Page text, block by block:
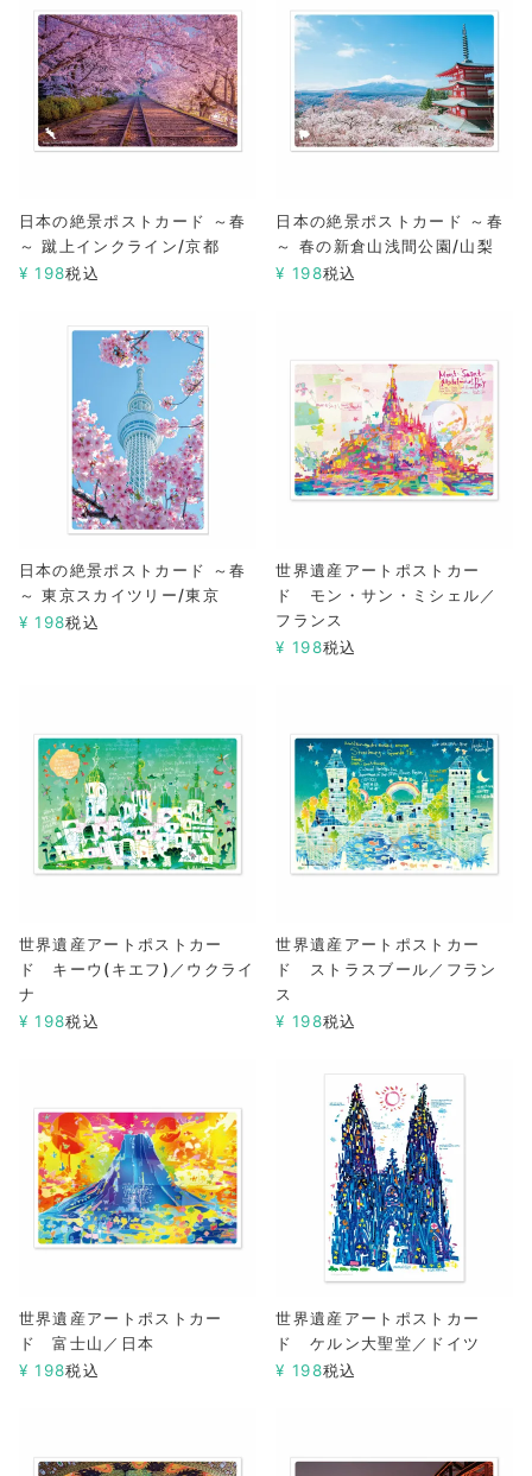
日本の絶景ポストカード ～春
～ 蹴上インクライン/京都
¥ 198税込
日本の絶景ポストカード ～春
～ 春の新倉山浅間公園/山梨
¥ 198税込
日本の絶景ポストカード ～春
～ 東京スカイツリー/東京
¥ 198税込
世界遺産アートポストカー
ド モン・サン・ミシェル／
フランス
¥ 198税込
世界遺産アートポストカー
ド キーウ(キエフ)／ウクライ
ナ
¥ 198税込
世界遺産アートポストカー
ド ストラスブール／フラン
ス
¥ 198税込
世界遺産アートポストカー
ド 富士山／日本
¥ 198税込
世界遺産アートポストカー
ド ケルン大聖堂／ドイツ
¥ 198税込